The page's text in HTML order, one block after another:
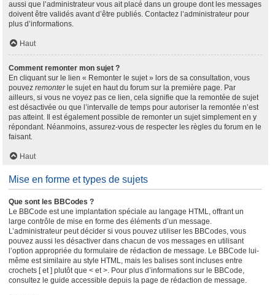
aussi que l’administrateur vous ait placé dans un groupe dont les messages
doivent être validés avant d’être publiés. Contactez l’administrateur pour
plus d’informations.
Haut
Comment remonter mon sujet ?
En cliquant sur le lien « Remonter le sujet » lors de sa consultation, vous
pouvez remonterle sujet en haut du forum sur la première page. Par
ailleurs, si vous ne voyez pas ce lien, cela signifie que la remontée de sujet
est désactivée ou que l’intervalle de temps pour autoriser la remontée n’est
pas atteint. Il est également possible de remonter un sujet simplement en y
répondant. Néanmoins, assurez-vous de respecter les règles du forum en le
faisant.
Haut
Mise en forme et types de sujets
Que sont les BBCodes ?
Le BBCode est une implantation spéciale au langage HTML, offrant un
large contrôle de mise en forme des éléments d’un message.
L’administrateur peut décider si vous pouvez utiliser les BBCodes, vous
pouvez aussi les désactiver dans chacun de vos messages en utilisant
l’option appropriée du formulaire de rédaction de message. Le BBCode lui-
même est similaire au style HTML, mais les balises sont incluses entre
crochets [ et ] plutôt que < et >. Pour plus d’informations sur le BBCode,
consultez le guide accessible depuis la page de rédaction de message.